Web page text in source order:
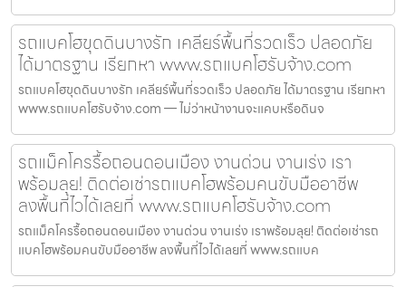
รถแบคโฮขุดดินบางรัก เคลียร์พื้นที่รวดเร็ว ปลอดภัย
ได้มาตรฐาน เรียกหา www.รถแบคโฮรับจ้าง.com
รถแบคโฮขุดดินบางรัก เคลียร์พื้นที่รวดเร็ว ปลอดภัย ได้มาตรฐาน เรียกหา
www.รถแบคโฮรับจ้าง.com — ไม่ว่าหน้างานจะแคบหรือดินจ
รถแม็คโครรื้อถอนดอนเมือง งานด่วน งานเร่ง เรา
พร้อมลุย! ติดต่อเช่ารถแบคโฮพร้อมคนขับมืออาชีพ
ลงพื้นที่ไวได้เลยที่ www.รถแบคโฮรับจ้าง.com
รถแม็คโครรื้อถอนดอนเมือง งานด่วน งานเร่ง เราพร้อมลุย! ติดต่อเช่ารถ
แบคโฮพร้อมคนขับมืออาชีพ ลงพื้นที่ไวได้เลยที่ www.รถแบค